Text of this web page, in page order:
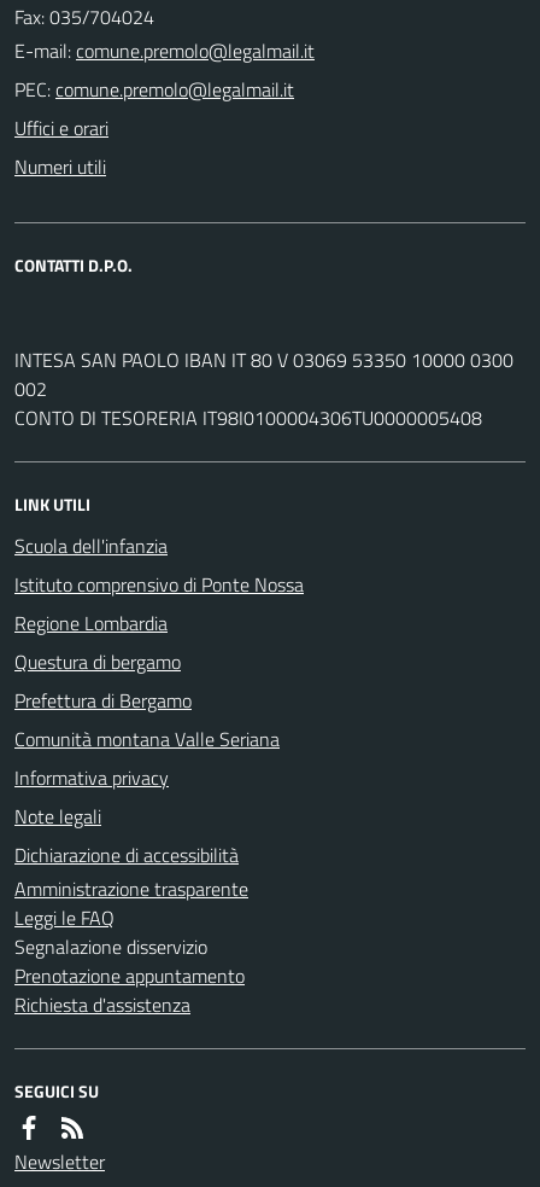
Fax: 035/704024
E-mail:
PEC:
Uffici e orari
Numeri utili
CONTATTI D.P.O.
INTESA SAN PAOLO IBAN IT 80 V 03069 53350 10000 0300
002
CONTO DI TESORERIA IT98I0100004306TU0000005408
LINK UTILI
Scuola dell'infanzia
Istituto comprensivo di Ponte Nossa
Regione Lombardia
Questura di bergamo
Prefettura di Bergamo
Comunità montana Valle Seriana
Informativa privacy
Note legali
Dichiarazione di accessibilità
Amministrazione trasparente
Leggi le FAQ
Segnalazione disservizio
Prenotazione appuntamento
Richiesta d'assistenza
SEGUICI SU
Newsletter